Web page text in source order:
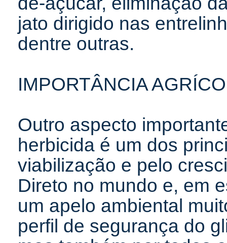
jato dirigido nas
dentre outras.
IMPORTÂNCIA
Outro aspecto
herbicida é um dos
viabilização e pelo
Direto no mundo e, em
um apelo ambiental
perfil de segurança do